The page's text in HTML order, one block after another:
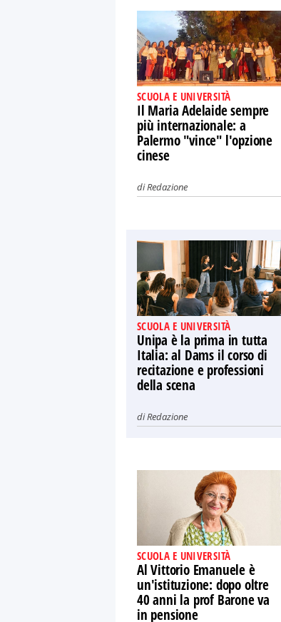
SCUOLA E UNIVERSITÀ
Il Maria Adelaide sempre
più internazionale: a
Palermo "vince" l'opzione
cinese
diRedazione
SCUOLA E UNIVERSITÀ
Unipa è la prima in tutta
Italia: al Dams il corso di
recitazione e professioni
della scena
diRedazione
SCUOLA E UNIVERSITÀ
Al Vittorio Emanuele è
un'istituzione: dopo oltre
40 anni la prof Barone va
in pensione